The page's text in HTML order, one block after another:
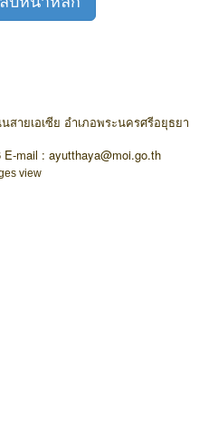
ายเอเซีย อำเภอพระนครศรีอยุธยา
mail : ayutthaya@moi.go.th
view